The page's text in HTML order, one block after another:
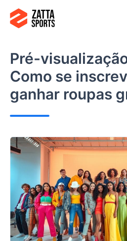
para
conteúdo
Pré-
Como se
ganhar roupas